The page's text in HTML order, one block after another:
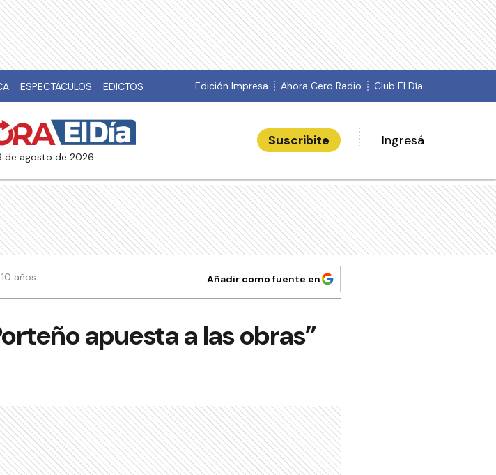
ESPECTÁCULOS EDICTOS Edición Impresa Ahora Cero Radio Club El Día
de agosto de 2026
Suscribite Ingresá
años Añadir como fuente en
apuesta a las obras”